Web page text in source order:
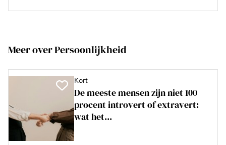
Meer over Persoonlijkheid
Kort
De meeste mensen zijn niet 100
procent introvert of extravert:
wat het...